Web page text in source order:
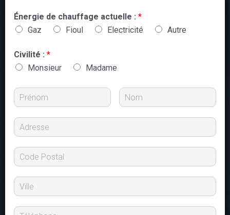
Énergie de chauffage actuelle : *
Gaz
Fioul Electricité Autre
Civilité : *
Monsieur
Madame